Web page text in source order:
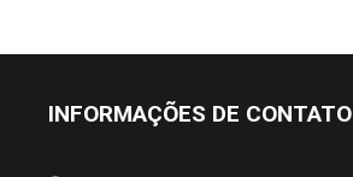
INFORMAÇÕES DE CONTATO